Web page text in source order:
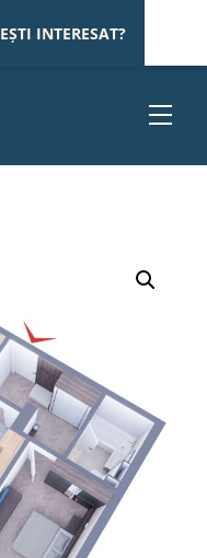
EȘTI INTERESAT?
Menu